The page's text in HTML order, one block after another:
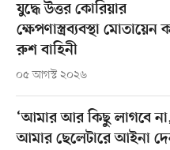
যুদ্ধে উত্তর কোরিয়ার
ক্ষেপণাস্ত্রব্যবস্থা মোতায়েন
রুশ বাহিনী
০৫ আগস্ট ২০২৬
‘আমার আর কিছু লাগবে
আমার ছেলেটারে আইনা